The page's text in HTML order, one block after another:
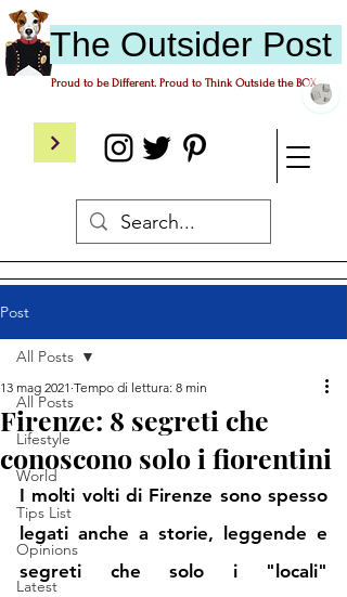
Proud to be Different. Proud to Think Outside the BOX.
The Outsider Post
Post
All Posts
Lifestyle
World
Tips List
Opinions
Latest
All Posts
Firenze: 8 segreti che
conoscono solo i fiorentini
13 mag 2021 Tempo di lettura: 8 min
I molti volti di Firenze sono spesso
legati anche a storie, leggende e
segreti che solo i "locali"